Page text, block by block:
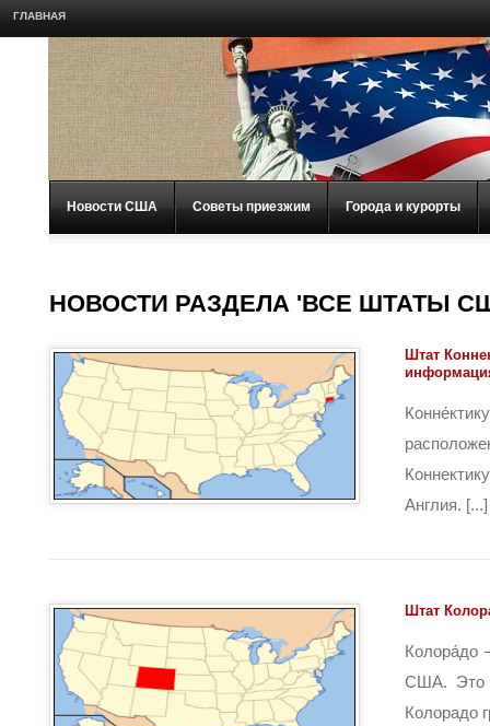
ГЛАВНАЯ
Новости США Советы приезжим Города и курорты
НОВОСТИ РАЗДЕЛА 'ВСЕ ШТАТЫ
Штат
Англия. [...]
Штат
Колора́до
США. Это
Колорадо